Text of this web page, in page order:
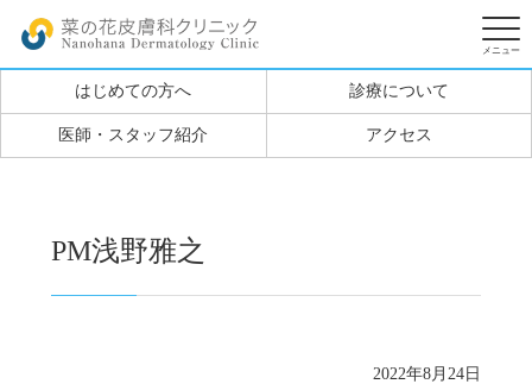
はじめての方へ 診療について
医師・スタッフ紹介 アクセス
PM浅野雅之
2022年8月24日